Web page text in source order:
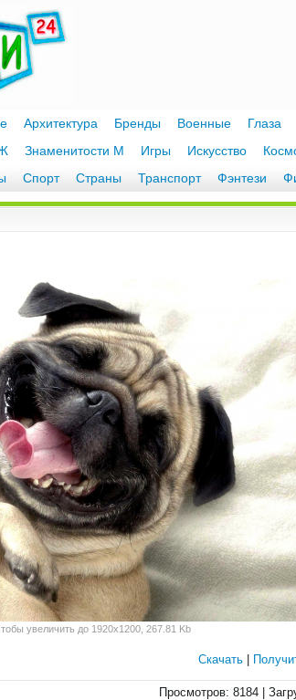
Архитектура Бренды Военные Глаза
Знаменитости М Игры Искусство
Спорт Страны Транспорт Фэнтези
увеличить до 1920x1200, 267.81 Kb
Скачать
Просмотров: 8184 |